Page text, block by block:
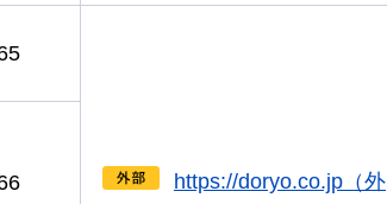
https://doryo.co.jp（外